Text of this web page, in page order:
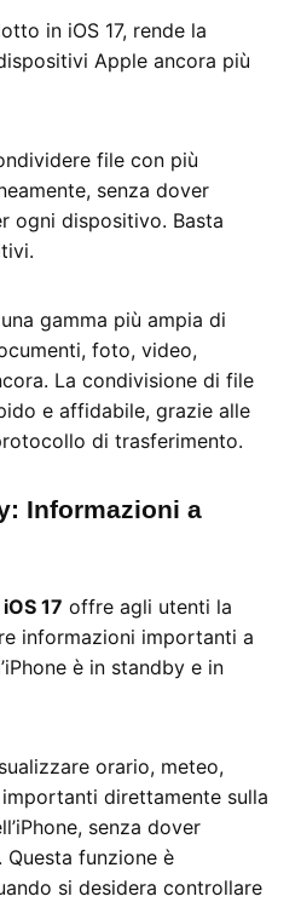
in iOS 17, rende la
Apple ancora più
file con più
senza dover
ogni dispositivo. Basta
gamma più ampia di
foto, video,
La condivisione di file
e affidabile, grazie alle
di trasferimento.
Informazioni a
17 offre agli utenti la
informazioni importanti a
è in standby e in
orario, meteo,
direttamente sulla
senza dover
funzione è
si desidera controllare